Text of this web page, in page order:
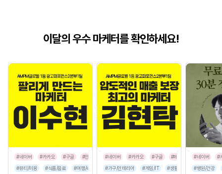
이달의 우수 마케터를 확인하세요!
#네이버 #카카오 #구글
#인스타그램
#뷰티/미용
#식품/음료 #여행/숙박 #유통/쇼핑몰 #프랜차이즈 #음식점
#네이버 #카카오 #구글 #페이스북
#인스타그램
#가구/인테리어
#게임/IT #생활/리빙 #공공기관
#네이버
#
#병원/건강